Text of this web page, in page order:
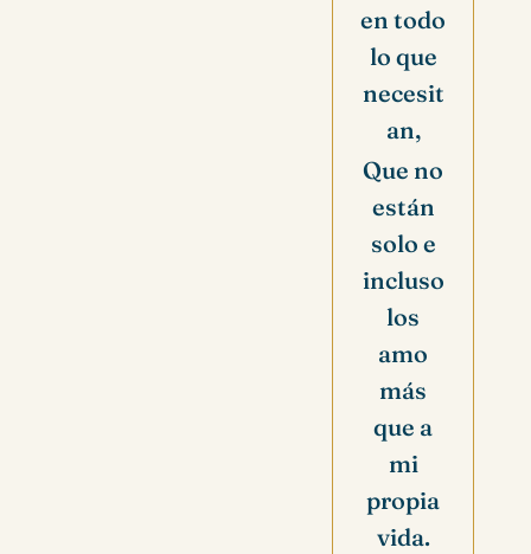
en todo
lo que
necesit
an,
Que no
están
solo e
incluso
los
amo
más
que a
mi
propia
vida.